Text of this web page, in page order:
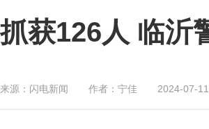
抓获126人 临沂
来源： 闪电新闻 作者： 宁佳 2024-07-